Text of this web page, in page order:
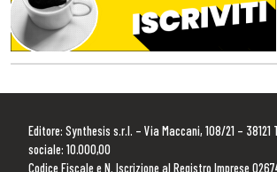
Editore: Synthesis s.r.l. – Via Maccani, 108/21 – 38121
sociale: 10.000,00
Codice Fiscale e N. Iscrizione al Registro Imprese